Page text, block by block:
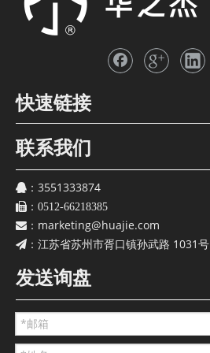
快速链接
联系我们
： 3551333874
： 0512-66218385
： marketing@huajie.com
： 江苏省苏州市胥口镇孙武路 1031号
发送询盘